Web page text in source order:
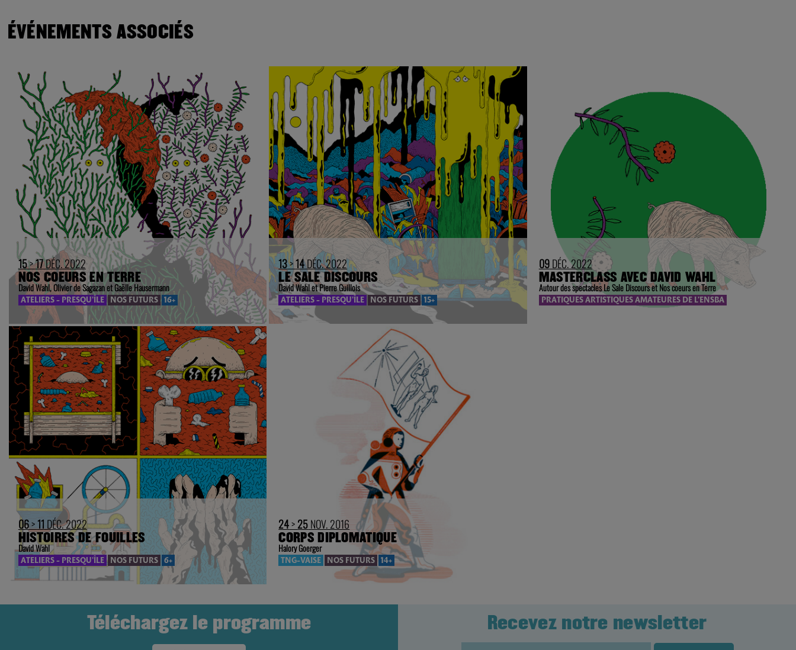
ÉVÉNEMENTS ASSOCIÉS
15>17DÉC. 2022
NOS COEURS EN TERRE
David Wahl, Olivier de Sagazan et Gaëlle Hausermann
ATELIERS - PRESQU'ÎLE NOS FUTURS 16+
13>14DÉC. 2022
LE SALE DISCOURS
David Wahl et Pierre Guillois
ATELIERS - PRESQU'ÎLE NOS FUTURS 15+
09DÉC. 2022
MASTERCLASS AVEC DAVID WAHL
Autour des spectacles Le Sale Discours et Nos coeurs en Terre
PRATIQUES ARTISTIQUES AMATEURES DE L’ENSBA
06>11 DÉC. 2022
HISTOIRES DE FOUILLES
David Wahl
ATELIERS - PRESQU'ÎLE NOS FUTURS 6+
24>25NOV. 2016
CORPS DIPLOMATIQUE
Halory Goerger
TNG-VAISE NOS FUTURS 14+
Téléchargez le programme Recevez notre newsletter